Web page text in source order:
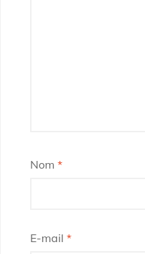
Nom *
E-mail *